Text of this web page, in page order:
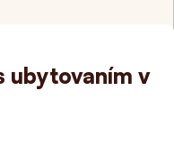
ubytovaním v